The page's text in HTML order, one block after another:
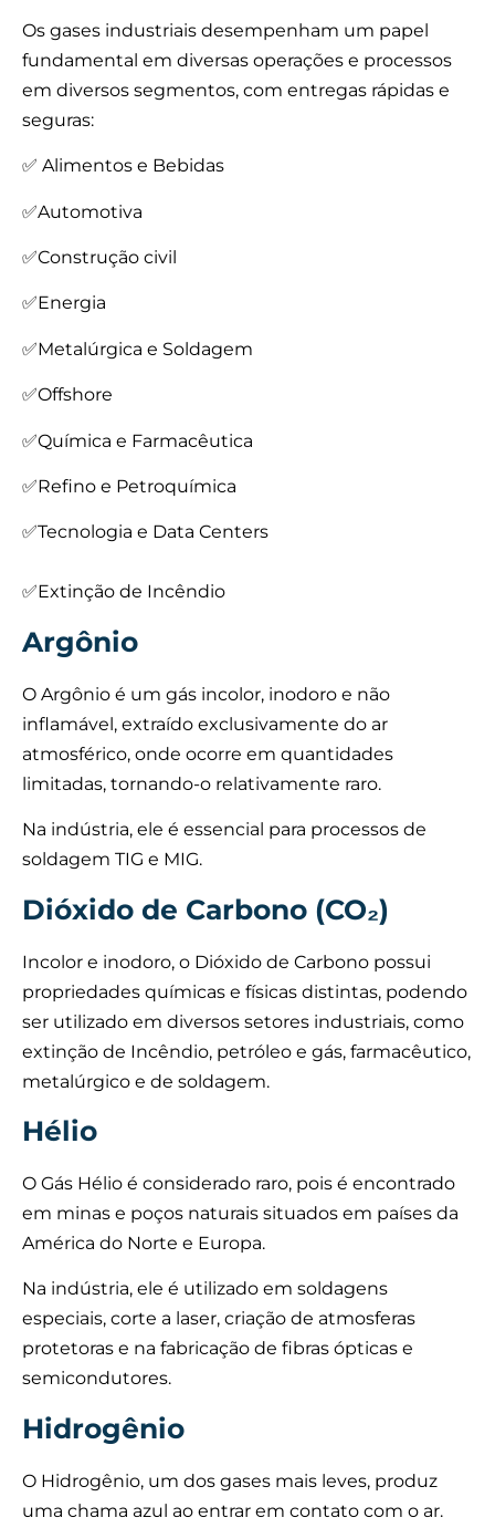
Os gases industriais desempenham um papel
fundamental em diversas operações e processos
em diversos segmentos, com entregas rápidas e
seguras:
✅ Alimentos e Bebidas
✅Automotiva
✅Construção civil
✅Energia
✅Metalúrgica e Soldagem
✅Offshore
✅Química e Farmacêutica
✅Refino e Petroquímica
✅Tecnologia e Data Centers
✅Extinção de Incêndio
Argônio
O Argônio é um gás incolor, inodoro e não
inflamável, extraído exclusivamente do ar
atmosférico, onde ocorre em quantidades
limitadas, tornando-o relativamente raro.
Na indústria, ele é essencial para processos de
soldagem TIG e MIG.
Dióxido de Carbono (CO₂)
Incolor e inodoro, o Dióxido de Carbono possui
propriedades químicas e físicas distintas, podendo
ser utilizado em diversos setores industriais, como
extinção de Incêndio, petróleo e gás, farmacêutico,
metalúrgico e de soldagem.
Hélio
O Gás Hélio é considerado raro, pois é encontrado
em minas e poços naturais situados em países da
América do Norte e Europa.
Na indústria, ele é utilizado em soldagens
especiais, corte a laser, criação de atmosferas
protetoras e na fabricação de fibras ópticas e
semicondutores.
Hidrogênio
O Hidrogênio, um dos gases mais leves, produz
uma chama azul ao entrar em contato com o ar.